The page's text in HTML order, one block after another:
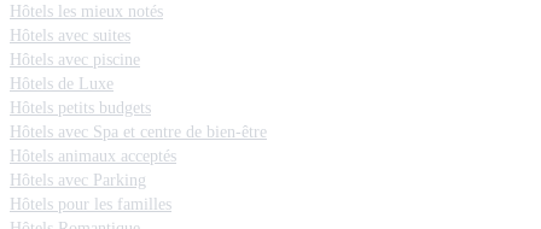
Hôtels les mieux notés
Hôtels avec suites
Hôtels avec piscine
Hôtels de Luxe
Hôtels petits budgets
Hôtels avec Spa et centre de bien-être
Hôtels animaux acceptés
Hôtels avec Parking
Hôtels pour les familles